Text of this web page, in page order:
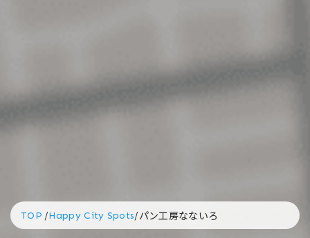
TOP /Happy City Spots/パン工房なないろ